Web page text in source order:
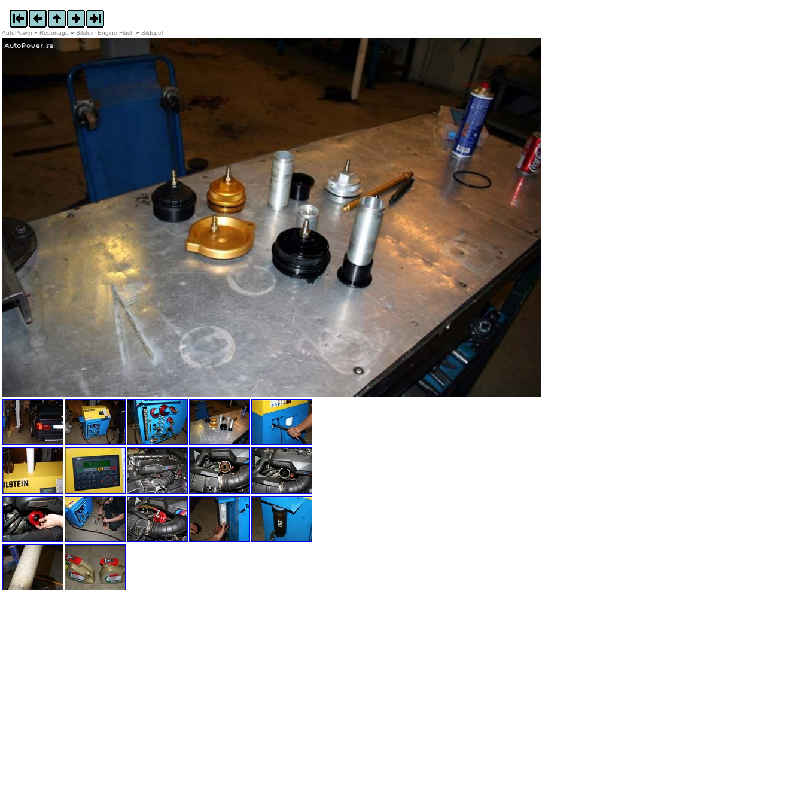
AutoPower » Reportage » Bilstein Engine Flush » Bildspel